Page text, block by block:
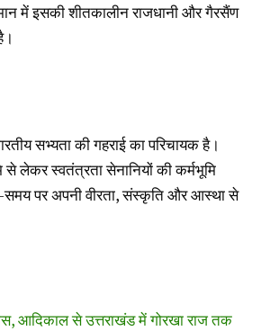
में इसकी शीतकालीन राजधानी और गैरसैंण
सभ्यता की गहराई का परिचायक है।
से लेकर स्वतंत्रता सेनानियों की कर्मभूमि
पर अपनी वीरता, संस्कृति और आस्था से
आदिकाल से उत्तराखंड में गोरखा राज तक